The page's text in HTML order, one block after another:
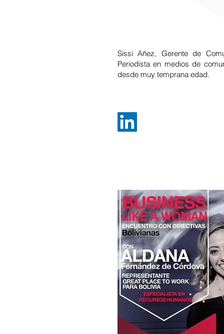
Sissi Añez, Gerente de
Periodista en medios de
desde muy temprana edad.